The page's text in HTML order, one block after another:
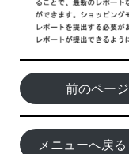
前のページ
メニューへ戻る